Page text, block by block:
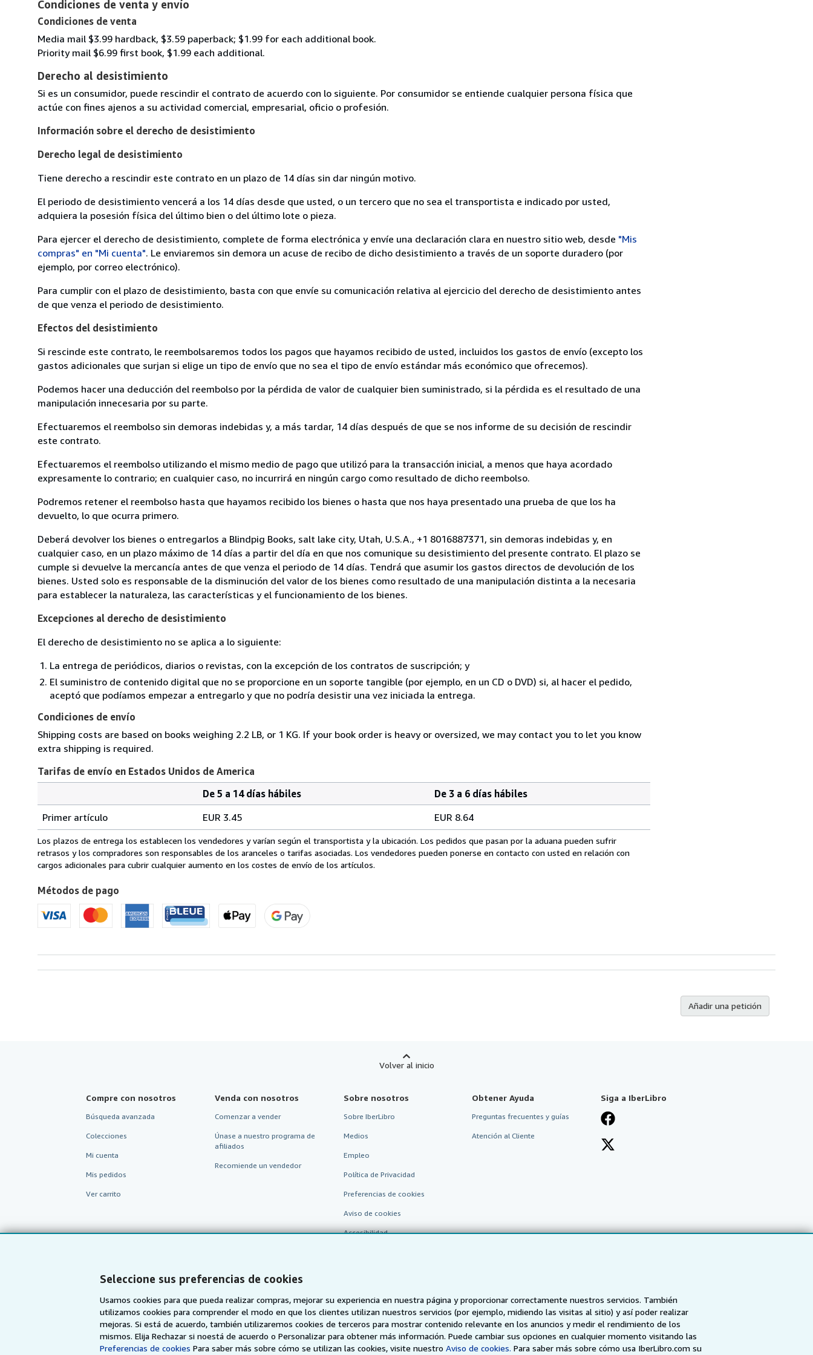
Seleccione sus preferencias de cookies
Usamos cookies para que pueda realizar compras, mejorar su experiencia en nuestra página y proporcionar correctamente nuestros servicios. También
utilizamos cookies para comprender el modo en que los clientes utilizan nuestros servicios (por ejemplo, midiendo las visitas al sitio) y así poder realizar
mejoras. Si está de acuerdo, también utilizaremos cookies de terceros para mostrar contenido relevante en los anuncios y medir el rendimiento de los
mismos. Elija Rechazar si noestá de acuerdo o Personalizar para obtener más información. Puede cambiar sus opciones en cualquier momento visitando las
Preferencias de cookies Para saber más sobre cómo se utilizan las cookies, visite nuestroAviso de cookies. Para saber más sobre cómo usa IberLibro.com su
Condiciones de venta y envío
Condiciones de venta
Media mail $3.99 hardback, $3.59 paperback; $1.99 for each additional book.
Priority mail $6.99 first book, $1.99 each additional.
Derecho al desistimiento
Si es un consumidor, puede rescindir el contrato de acuerdo con lo siguiente. Por consumidor se entiende cualquier persona física que
actúe con fines ajenos a su actividad comercial, empresarial, oficio o profesión.
Información sobre el derecho de desistimiento
Derecho legal de desistimiento
Tiene derecho a rescindir este contrato en un plazo de 14 días sin dar ningún motivo.
El periodo de desistimiento vencerá a los 14 días desde que usted, o un tercero que no sea el transportista e indicado por usted,
adquiera la posesión física del último bien o del último lote o pieza.
Para ejercer el derecho de desistimiento, complete de forma electrónica y envíe una declaración clara en nuestro sitio web, desde "Mis
compras" en "Mi cuenta". Le enviaremos sin demora un acuse de recibo de dicho desistimiento a través de un soporte duradero (por
ejemplo, por correo electrónico).
Para cumplir con el plazo de desistimiento, basta con que envíe su comunicación relativa al ejercicio del derecho de desistimiento antes
de que venza el periodo de desistimiento.
Efectos del desistimiento
Si rescinde este contrato, le reembolsaremos todos los pagos que hayamos recibido de usted, incluidos los gastos de envío (excepto los
gastos adicionales que surjan si elige un tipo de envío que no sea el tipo de envío estándar más económico que ofrecemos).
Podemos hacer una deducción del reembolso por la pérdida de valor de cualquier bien suministrado, si la pérdida es el resultado de una
manipulación innecesaria por su parte.
Efectuaremos el reembolso sin demoras indebidas y, a más tardar, 14 días después de que se nos informe de su decisión de rescindir
este contrato.
Efectuaremos el reembolso utilizando el mismo medio de pago que utilizó para la transacción inicial, a menos que haya acordado
expresamente lo contrario; en cualquier caso, no incurrirá en ningún cargo como resultado de dicho reembolso.
Podremos retener el reembolso hasta que hayamos recibido los bienes o hasta que nos haya presentado una prueba de que los ha
devuelto, lo que ocurra primero.
Deberá devolver los bienes o entregarlos a Blindpig Books, salt lake city, Utah, U.S.A., +1 8016887371, sin demoras indebidas y, en
cualquier caso, en un plazo máximo de 14 días a partir del día en que nos comunique su desistimiento del presente contrato. El plazo se
cumple si devuelve la mercancía antes de que venza el periodo de 14 días. Tendrá que asumir los gastos directos de devolución de los
bienes. Usted solo es responsable de la disminución del valor de los bienes como resultado de una manipulación distinta a la necesaria
para establecer la naturaleza, las características y el funcionamiento de los bienes.
Excepciones al derecho de desistimiento
El derecho de desistimiento no se aplica a lo siguiente:
La entrega de periódicos, diarios o revistas, con la excepción de los contratos de suscripción; y
El suministro de contenido digital que no se proporcione en un soporte tangible (por ejemplo, en un CD o DVD) si, al hacer el pedido,
aceptó que podíamos empezar a entregarlo y que no podría desistir una vez iniciada la entrega.
Condiciones de envío
Shipping costs are based on books weighing 2.2 LB, or 1 KG. If your book order is heavy or oversized, we may contact you to let you know
extra shipping is required.
Tarifas de envío en Estados Unidos de America
de
envío
en
Estados
de
America
pedido
De 5 a 14 días hábiles
De 3 a 6 días hábiles
Primer artículo
EUR 3.45 EUR 8.64
Los plazos de entrega los establecen los vendedores y varían según el transportista y la ubicación. Los pedidos que pasan por la aduana pueden sufrir
retrasos y los compradores son responsables de los aranceles o tarifas asociadas. Los vendedores pueden ponerse en contacto con usted en relación con
cargos adicionales para cubrir cualquier aumento en los costes de envío de los artículos.
Métodos de pago
Añadir una petición
Volver al inicio
Compre con nosotros
Búsqueda avanzada
Colecciones
Mi cuenta
Mis pedidos
Ver carrito
Venda con nosotros
Comenzar a vender
Únase a nuestro programa de
afiliados
Recomiende un vendedor
Sobre nosotros
Sobre IberLibro
Medios
Empleo
Política de Privacidad
Preferencias de cookies
Aviso de cookies
Accesibilidad
Obtener Ayuda
Preguntas frecuentes y guías
Atención al Cliente
Siga a IberLibro
AbeBooks.com AbeBooks.co.uk AbeBooks.de AbeBooks.fr AbeBooks.it AbeBooks Aus/NZ AbeBooks.ca ZVAB.com